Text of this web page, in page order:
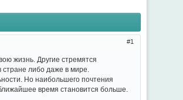
1
жизнь. Другие стремятся
либо даже в мире.
Но наибольшего почтения
время становится больше.